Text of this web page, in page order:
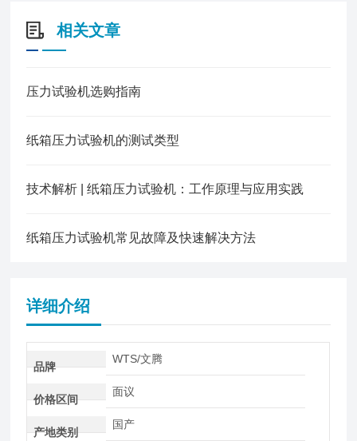
相关文章
压力试验机选购指南
纸箱压力试验机的测试类型
技术解析 | 纸箱压力试验机：工作原理与应用实践
纸箱压力试验机常见故障及快速解决方法
详细介绍
品牌
WTS/文腾
价格区间
面议
产地类别
国产